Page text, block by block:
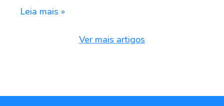
Leia mais »
Ver mais artigos